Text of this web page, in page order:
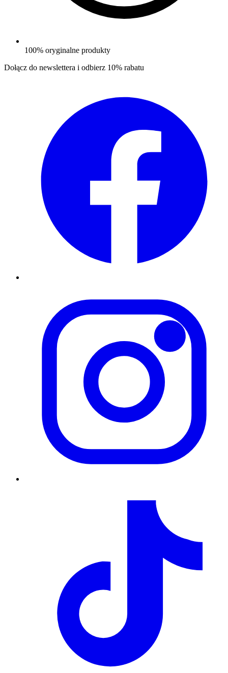
100% oryginalne produkty
Dołącz do newslettera i odbierz 10% rabatu